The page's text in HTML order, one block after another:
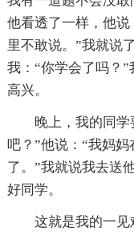
他看透了一样，他
里不敢说。”我就说
我：“你学会了吗？
高兴。
晚上，我的同
吧？”他说：“我妈
了。”我就说我去送
好同学。
这就是我的一